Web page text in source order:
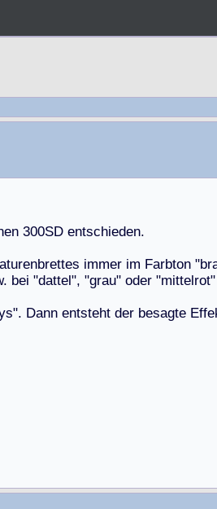
en 300SD entschieden.
aturenbrettes immer im Farbton "br
. bei "dattel", "grau" oder "mittelrot"
s". Dann entsteht der besagte Effe